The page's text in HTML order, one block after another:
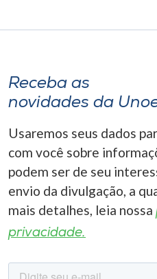
o idioma
A+
A-
Receba as
novidades da
Usaremos seus dados
com você sobre
podem ser de seu
envio da divulgação, a
mais detalhes, leia nossa
privacidade.